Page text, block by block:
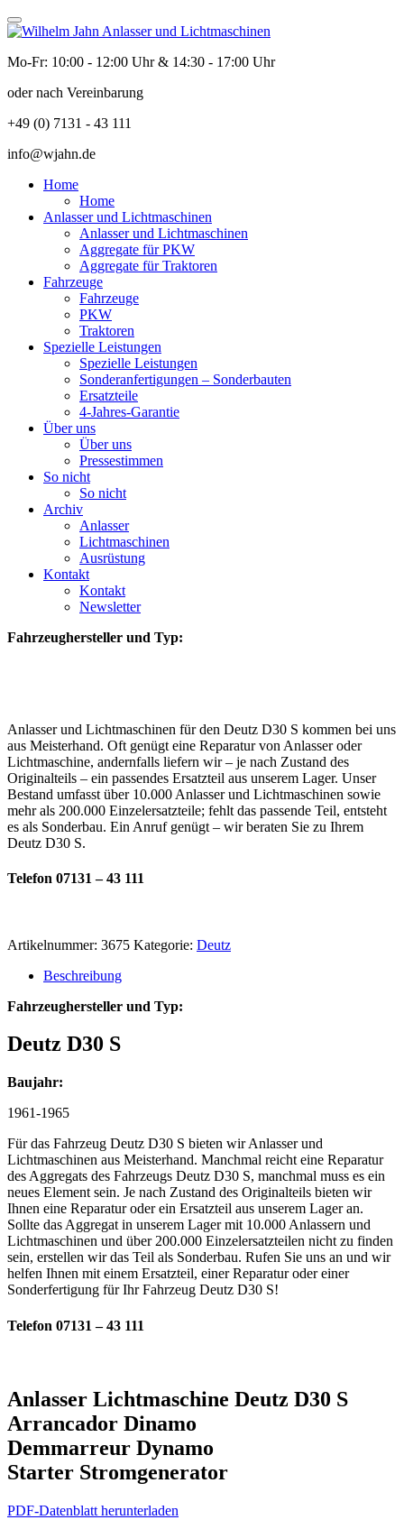
Mo-Fr: 10:00 - 12:00 Uhr & 14:30 - 17:00 Uhr
oder nach Vereinbarung
+49 (0) 7131 - 43 111
info@wjahn.de
Home
Home
Anlasser und Lichtmaschinen
Anlasser und Lichtmaschinen
Aggregate für PKW
Aggregate für Traktoren
Fahrzeuge
Fahrzeuge
PKW
Traktoren
Spezielle Leistungen
Spezielle Leistungen
Sonderanfertigungen – Sonderbauten
Ersatzteile
4-Jahres-Garantie
Über uns
Über uns
Pressestimmen
So nicht
So nicht
Archiv
Anlasser
Lichtmaschinen
Ausrüstung
Kontakt
Kontakt
Newsletter
Fahrzeughersteller und Typ:
Anlasser und Lichtmaschinen für den Deutz D30 S kommen bei uns
aus Meisterhand. Oft genügt eine Reparatur von Anlasser oder
Lichtmaschine, andernfalls liefern wir – je nach Zustand des
Originalteils – ein passendes Ersatzteil aus unserem Lager. Unser
Bestand umfasst über 10.000 Anlasser und Lichtmaschinen sowie
mehr als 200.000 Einzelersatzteile; fehlt das passende Teil, entsteht
es als Sonderbau. Ein Anruf genügt – wir beraten Sie zu Ihrem
Deutz D30 S.
Telefon 07131 – 43 111
Artikelnummer: 3675 Kategorie: Deutz
Beschreibung
Fahrzeughersteller und Typ:
Deutz D30 S
Baujahr:
1961-1965
Für das Fahrzeug Deutz D30 S bieten wir Anlasser und
Lichtmaschinen aus Meisterhand. Manchmal reicht eine Reparatur
des Aggregats des Fahrzeugs Deutz D30 S, manchmal muss es ein
neues Element sein. Je nach Zustand des Originalteils bieten wir
Ihnen eine Reparatur oder ein Ersatzteil aus unserem Lager an.
Sollte das Aggregat in unserem Lager mit 10.000 Anlassern und
Lichtmaschinen und über 200.000 Einzelersatzteilen nicht zu finden
sein, erstellen wir das Teil als Sonderbau. Rufen Sie uns an und wir
helfen Ihnen mit einem Ersatzteil, einer Reparatur oder einer
Sonderfertigung für Ihr Fahrzeug Deutz D30 S!
Telefon 07131 – 43 111
Anlasser Lichtmaschine Deutz D30 S
Arrancador Dinamo
Demmarreur Dynamo
Starter Stromgenerator
PDF-Datenblatt herunterladen